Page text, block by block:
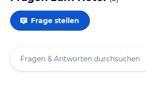
Frage stellen